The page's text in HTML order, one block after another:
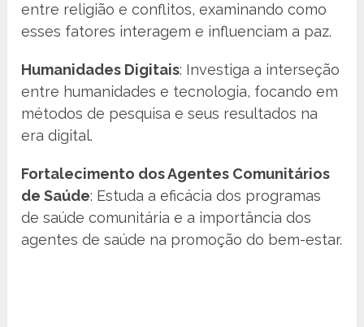
entre religião e conflitos, examinando como
esses fatores interagem e influenciam a paz.
Humanidades Digitais: Investiga a interseção
entre humanidades e tecnologia, focando em
métodos de pesquisa e seus resultados na
era digital.
Fortalecimento dos Agentes Comunitários
de Saúde: Estuda a eficácia dos programas
de saúde comunitária e a importância dos
agentes de saúde na promoção do bem-estar.